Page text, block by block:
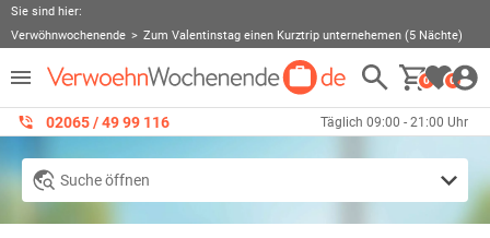
Sie sind hier:
Verwöhnwochenende
Zum Valentinstag einen Kurztrip unternehemen (5 Nächte)
0 0
02065 / 49 ‌99 116 Täglich 09:00 - 21:00 Uhr
Suche öffnen